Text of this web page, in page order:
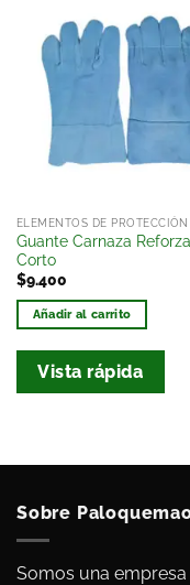
a la
ELEMENTOS DE PROTECCIÓN
Guante Carnaza
Corto
$9.400
Añadir al carrito
Vista rápida
Sobre
Somos una